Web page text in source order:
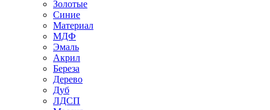
Золотые
Синие
Материал
МДФ
Эмаль
Акрил
Береза
Дерево
Дуб
ЛДСП